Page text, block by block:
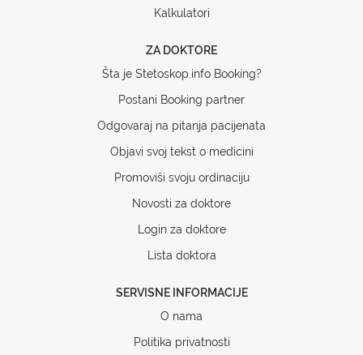
Kalkulatori
ZA DOKTORE
Šta je Stetoskop.info Booking?
Postani Booking partner
Odgovaraj na pitanja pacijenata
Objavi svoj tekst o medicini
Promoviši svoju ordinaciju
Novosti za doktore
Login za doktore
Lista doktora
SERVISNE INFORMACIJE
O nama
Politika privatnosti